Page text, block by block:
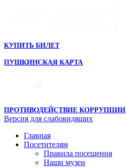
КУПИТЬ БИЛЕТ
ПУШКИНСКАЯ КАРТА
ПРОТИВОДЕЙСТВИЕ КОРРУПЦИИ
Версия для слабовидящих
Главная
Посетителям
Правила посещения
Наши музеи